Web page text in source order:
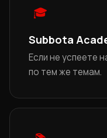
🎓
Subbota
Если не успеете
по тем же темам.